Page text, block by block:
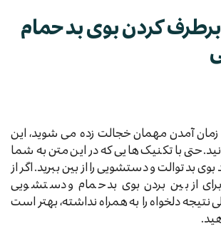
کردن بوی بد حمام
زمان آمدن مهمان خجالت زده می شوید، این
حتی با تکنیک هایی که در این متن به شما
بد توالت و دستشویی را از بین ببرید. اگر از
از بین بردن بوی بد حمام و دستشویی
نتیجه دلخواه را به همراه نداشته، بهتر است